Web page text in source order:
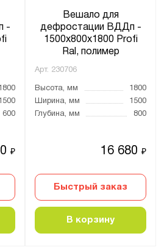
-
600
₽
Вешало для
дефростации ВДДп -
1500x800x1800 Profi
Ral, полимер
Арт. 230706
Высота, мм
1800
Ширина, мм
1500
Глубина, мм
800
16 680₽
Быстрый заказ
В корзину